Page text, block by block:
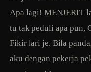
Apa lagi! MENJERIT
tu tak peduli apa pun,
Fikir lari je. Bila
aku dengan pekerja